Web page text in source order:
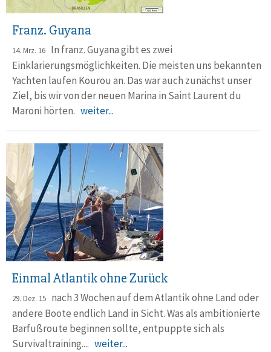
Franz. Guyana
14. Mrz. 16 In franz. Guyana gibt es zwei
Einklarierungsmöglichkeiten. Die meisten uns bekannten
Yachten laufen Kourou an. Das war auch zunächst unser
Ziel, bis wir von der neuen Marina in Saint Laurent du
Maroni hörten. weiter...
Einmal Atlantik ohne Zurück
29. Dez. 15 nach 3 Wochen auf dem Atlantik ohne Land oder
andere Boote endlich Land in Sicht. Was als ambitionierte
Barfußroute beginnen sollte, entpuppte sich als
Survivaltraining.... weiter...